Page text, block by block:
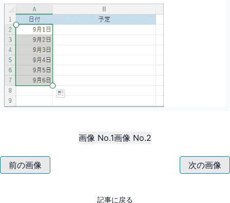
画像 No.1画像 No.2
前の画像 次の画像
記事に戻る